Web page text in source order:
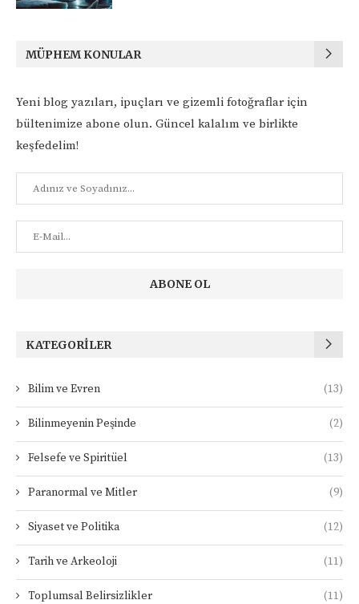
MÜPHEM KONULAR
Yeni blog yazıları, ipuçları ve gizemli fotoğraflar için
bültenimize abone olun. Güncel kalalım ve birlikte
keşfedelim!
KATEGORILER
Bilim ve Evren (13)
Bilinmeyenin Peşinde (2)
Felsefe ve Spiritüel (13)
Paranormal ve Mitler (9)
Siyaset ve Politika (12)
Tarih ve Arkeoloji (11)
Toplumsal Belirsizlikler (11)